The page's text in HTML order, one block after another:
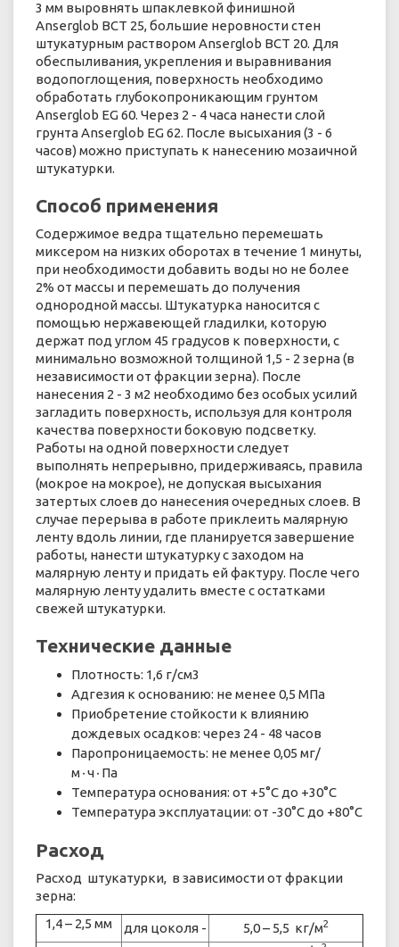
3 мм выровнять шпаклевкой финишной
Anserglob ВСТ 25, большие неровности стен
штукатурным раствором Anserglob ВСТ 20. Для
обеспыливания, укрепления и выравнивания
водопоглощения, поверхность необходимо
обработать глубокопроникающим грунтом
Anserglob EG 60. Через 2 - 4 часа нанести слой
грунта Anserglob EG 62. После высыхания (3 - 6
часов) можно приступать к нанесению мозаичной
штукатурки.
Способ применения
Содержимое ведра тщательно перемешать
миксером на низких оборотах в течение 1 минуты,
при необходимости добавить воды но не более
2% от массы и перемешать до получения
однородной массы. Штукатурка наносится с
помощью нержавеющей гладилки, которую
держат под углом 45 градусов к поверхности, с
минимально возможной толщиной 1,5 - 2 зерна (в
независимости от фракции зерна). После
нанесения 2 - 3 м2 необходимо без особых усилий
загладить поверхность, используя для контроля
качества поверхности боковую подсветку.
Работы на одной поверхности следует
выполнять непрерывно, придерживаясь, правила
(мокрое на мокрое), не допуская высыхания
затертых слоев до нанесения очередных слоев. В
случае перерыва в работе приклеить малярную
ленту вдоль линии, где планируется завершение
работы, нанести штукатурку с заходом на
малярную ленту и придать ей фактуру. После чего
малярную ленту удалить вместе с остатками
свежей штукатурки.
Технические данные
Плотность: 1,6 г/см3
Адгезия к основанию: не менее 0,5 МПа
Приобретение стойкости к влиянию
дождевых осадков: через 24 - 48 часов
Паропроницаемость: не менее 0,05 мг/
м٠ч٠Па
Температура основания: от +5°С до +30°С
Температура эксплуатации: от -30°С до +80°С
Расход
Расход штукатурки, в зависимости от фракции
зерна:
1,4 – 2,5 мм
для цоколя - 5,0 – 5,5 кг/м2